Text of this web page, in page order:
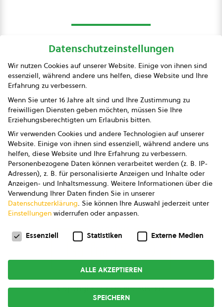
Presse
Impressum
Datenschutz
AGB
AGB Marketing GmbH
AGB Bildung
Newsletter
Copyright © 2026bio austria
Datenschutzeinstellungen
Wir nutzen Cookies auf unserer Website. Einige von ihnen sind
essenziell, während andere uns helfen, diese Website und Ihre
Erfahrung zu verbessern.
Wenn Sie unter 16 Jahre alt sind und Ihre Zustimmung zu
freiwilligen Diensten geben möchten, müssen Sie Ihre
Erziehungsberechtigten um Erlaubnis bitten.
Wir verwenden Cookies und andere Technologien auf unserer
Website. Einige von ihnen sind essenziell, während andere uns
helfen, diese Website und Ihre Erfahrung zu verbessern.
Personenbezogene Daten können verarbeitet werden (z. B. IP-
Adressen), z. B. für personalisierte Anzeigen und Inhalte oder
Anzeigen- und Inhaltsmessung. Weitere Informationen über die
Verwendung Ihrer Daten finden Sie in unserer
Datenschutzerklärung. Sie können Ihre Auswahl jederzeit unter
Einstellungen widerrufen oder anpassen.
Datenschutzeinstellungen
Essenziell Statistiken Externe Medien
ALLE AKZEPTIEREN
SPEICHERN